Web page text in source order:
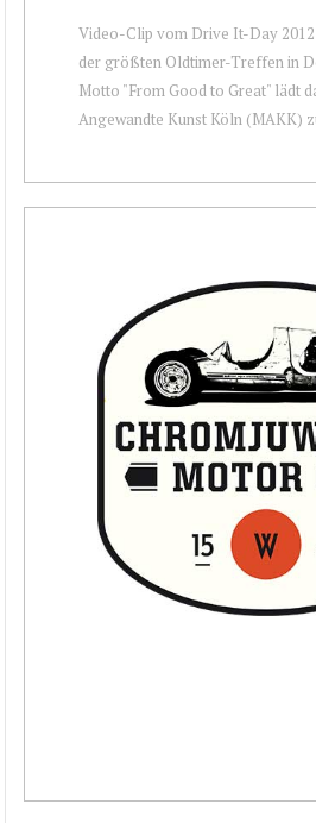
Video-Clip vom Drive It-Day 2012
der größten Oldtimer-Treffen in
Motto "From Good to Great" lädt
Angewandte Kunst Köln (MAKK)